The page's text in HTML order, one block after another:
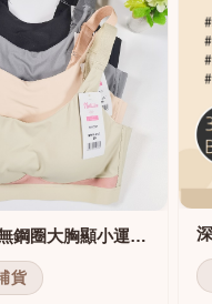
舒適無痕無鋼圈大胸顯小運動內衣
貨